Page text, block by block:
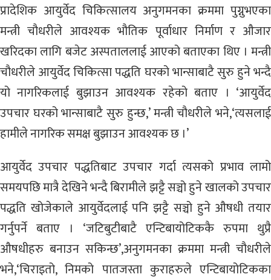
प्रादेशिक आयुर्वेद चिकित्सालय अनुगमनका क्रममा पुग्नुभएका
मन्त्री चौधरीले आवश्यक भौतिक पूर्वाधार निर्माण र औजार
खरिदका लागि बजेट अस्पताललाई आएको बताएका थिए । मन्त्री
चौधरीले आयुर्वेद चिकित्सा पद्धति घरको भान्साबाटै सुरु हुने भन्दै
यो नागरिकलाई बुझाउन आवश्यक रहेको बताए । ‘आयुर्वेद
उपचार घरको भान्साबाटै सुरु हुन्छ,’ मन्त्री चौधरीले भने,‘त्यसलाई
हामीले नागरिक समक्ष बुझाउन आवश्यक छ ।’
आयुर्वेद उपचार पद्धतिबाट उपचार गर्दा त्यसको प्रभाव लामो
समयपछि मात्रै देखिने भन्दै बिरामीले झट्टै सञ्चो हुने खालको उपचार
पद्धति खोजेकाले आयुर्वेदलाई पनि झट्टै सञ्चो हुने औषधी तयार
गर्नुपर्ने बताए । ‘जटिबुटीबाटै एन्टिबायोटिककै रुपमा थुप्रै
औषधीहरु बनाउन सकिन्छ’,अनुगमनका क्रममा मन्त्री चौधरीले
भने,‘चिराइतो, निमको पातजस्ता कुराहरुले एन्टिबायोटिकका